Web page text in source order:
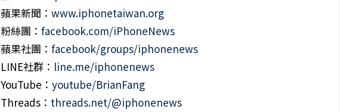
蘋果新聞： www.iphonetaiwan.org
粉絲團： facebook.com/iPhoneNews
蘋果社團： facebook/groups/iphonenews
LINE社群： line.me/iphonenews
YouTube： youtube/BrianFang
Threads： threads.net/@iphonenews